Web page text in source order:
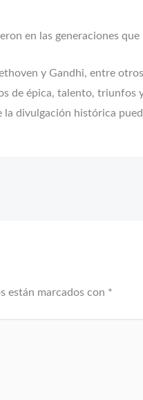
en las generaciones que
y Gandhi, entre
épica, talento, triunfos
divulgación histórica
están marcados con *